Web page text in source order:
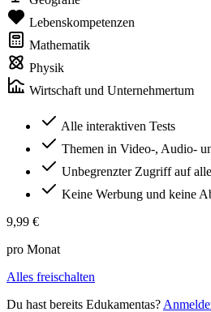
Lebenskompetenzen
Mathematik
Physik
Wirtschaft und Unternehmertum
Alle interaktiven Tests
Themen in Video-, Audio-
Unbegrenzter Zugriff auf
Keine Werbung und keine
9,99 €
pro Monat
Alles freischalten
Du hast bereits Edukamentas?